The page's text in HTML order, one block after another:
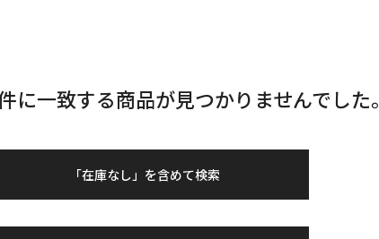
に一致する商品が見つかりませんでした。
「在庫なし」を含めて検索